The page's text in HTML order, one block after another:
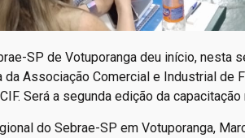
SP de Votuporanga deu início, nesta
da Associação Comercial e Industrial de
Será a segunda edição da
do Sebrae-SP em Votuporanga,